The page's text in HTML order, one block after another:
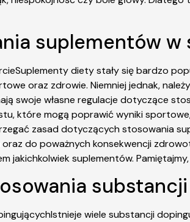
suplementów w
diety stały się bardzo
oraz zdrowie. Niemniej jednak,
swoje własne regulacje dotyczące
które mogą poprawić wyniki
zasad dotyczących stosowania
do poważnych konsekwencji
jakichkolwiek suplementów.
wiele substancji